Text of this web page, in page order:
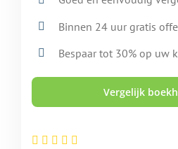
Binnen 24 uur gratis
Bespaar tot 30% op uw
Vergelijk